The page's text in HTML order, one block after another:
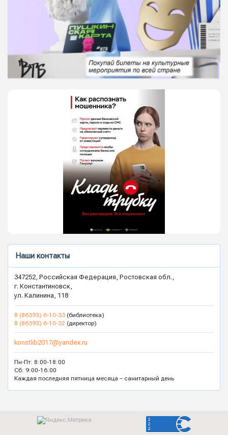
Наши контакты
347252, Российская Федерация, Ростовская обл.,
г. Константиновск,
ул. Калинина, 118
8 (86393) 6-10-33 (библиотека)
8 (86393) 6-10-32 (директор)
konstlib2017@yandex.ru
Пн-Пт: 8:00-18:00
Сб: 9:00-16:00
Каждая последняя пятница месяца – санитарный день